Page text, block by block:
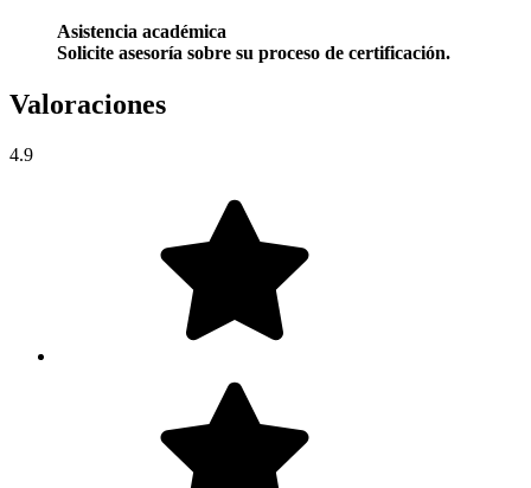
Asistencia académica
Solicite asesoría sobre su proceso de certificación.
Valoraciones
4.9